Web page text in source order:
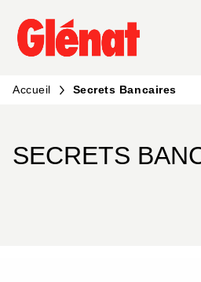
MENU RECHERCHE
PIED DE PAGE
Accueil Secrets Bancaires
SECRETS